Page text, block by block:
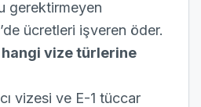
gerektirmeyen
ücretleri işveren öder.
vize türlerine
vizesi ve E-1 tüccar